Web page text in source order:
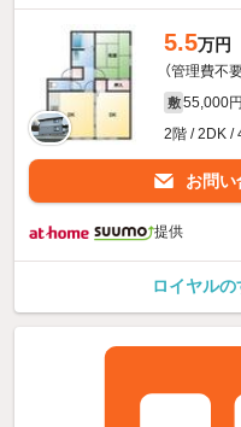
5.5万円
（管理費不要
敷 55,000円
2階 / 2DK /
お問い
提供
ロイヤル